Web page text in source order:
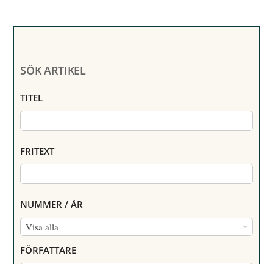
SÖK ARTIKEL
TITEL
FRITEXT
NUMMER / ÅR
Visa alla
N
M
FÖRFATTARE